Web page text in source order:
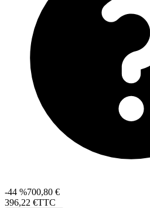
-44 %700,80 €
396,22 €TTC